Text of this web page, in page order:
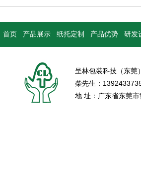
首页 产品展示 纸托定制 产品优势 研发
呈林包装科技（东
柴先生：
地 址：广东省东莞